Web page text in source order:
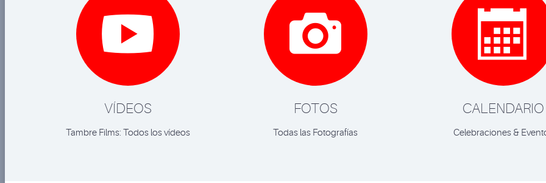

VÍDEOS
Tambre Films: Todos los vídeos

FOTOS
Todas las Fotografías

CALENDARIO
Celebraciones &